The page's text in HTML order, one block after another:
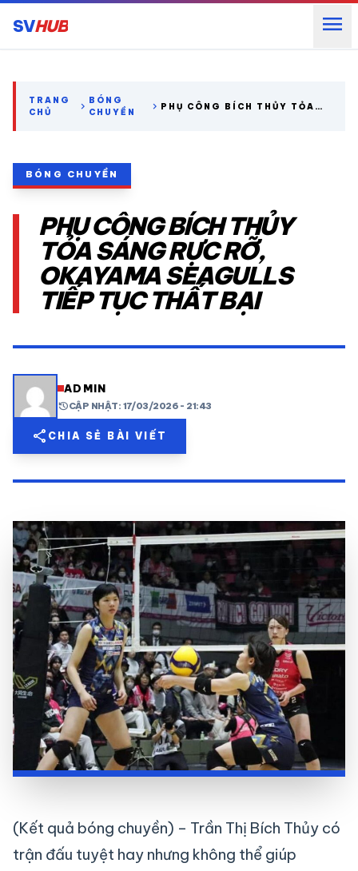
SVHUB menu
THỂ THAO TRONG NƯỚC
THỂ THAO
VIDEO
share mail
TRANG
CHỦ
chevron_right BÓNG
CHUYỀN
chevron_right PHỤ CÔNG BÍCH THỦY TỎA
BÓNG CHUYỀN
PHỤ CÔNG BÍCH THỦY
TỎA SÁNG RỰC RỠ,
OKAYAMA SEAGULLS
TIẾP TỤC THẤT BẠI
ADMIN
historyCẬP NHẬT: 17/03/2026 - 21:43
share CHIA SẺ BÀI VIẾT
(Kết quả bóng chuyền) – Trần Thị Bích Thủy có
trận đấu tuyệt hay nhưng không thể giúp